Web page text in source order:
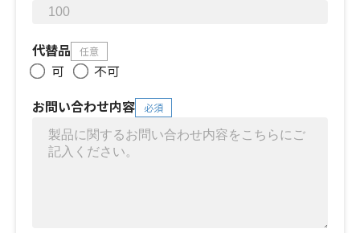
代替品 任意
可
不可
お問い合わせ内容
必須